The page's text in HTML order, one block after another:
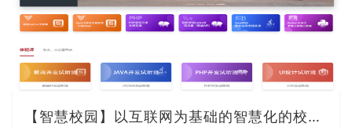
【智慧校园】以互联网为基础的智慧化的校园工作